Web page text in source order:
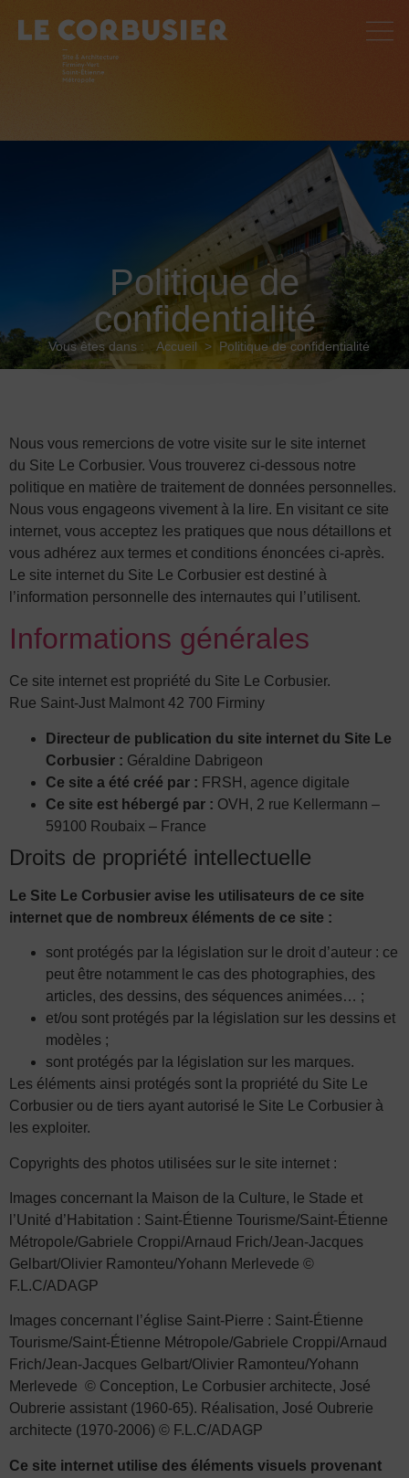
Politique de
confidentialité
Vous êtes dans : Accueil > Politique de confidentialité
Nous vous remercions de votre visite sur le site internet
du Site Le Corbusier. Vous trouverez ci-dessous notre
politique en matière de traitement de données personnelles.
Nous vous engageons vivement à la lire. En visitant ce site
internet, vous acceptez les pratiques que nous détaillons et
vous adhérez aux termes et conditions énoncées ci-après.
Le site internet du Site Le Corbusier est destiné à
l’information personnelle des internautes qui l’utilisent.
Informations générales
Ce site internet est propriété du Site Le Corbusier.
Rue Saint-Just Malmont 42 700 Firminy
Directeur de publication du site internet du Site Le
Corbusier : Géraldine Dabrigeon
Ce site a été créé par : FRSH, agence digitale
Ce site est hébergé par : OVH, 2 rue Kellermann –
59100 Roubaix – France
Droits de propriété intellectuelle
Le Site Le Corbusier avise les utilisateurs de ce site
internet que de nombreux éléments de ce site :
sont protégés par la législation sur le droit d’auteur : ce
peut être notamment le cas des photographies, des
articles, des dessins, des séquences animées… ;
et/ou sont protégés par la législation sur les dessins et
modèles ;
sont protégés par la législation sur les marques.
Les éléments ainsi protégés sont la propriété du Site Le
Corbusier ou de tiers ayant autorisé le Site Le Corbusier à
les exploiter.
Copyrights des photos utilisées sur le site internet :
Images concernant la Maison de la Culture, le Stade et
l’Unité d’Habitation : Saint-Étienne Tourisme/Saint-Étienne
Métropole/Gabriele Croppi/Arnaud Frich/Jean-Jacques
Gelbart/Olivier Ramonteu/Yohann Merlevede ©
F.L.C/ADAGP
Images concernant l’église Saint-Pierre : Saint-Étienne
Tourisme/Saint-Étienne Métropole/Gabriele Croppi/Arnaud
Frich/Jean-Jacques Gelbart/Olivier Ramonteu/Yohann
Merlevede © Conception, Le Corbusier architecte, José
Oubrerie assistant (1960-65). Réalisation, José Oubrerie
architecte (1970-2006) © F.L.C/ADAGP
Ce site internet utilise des éléments visuels provenant